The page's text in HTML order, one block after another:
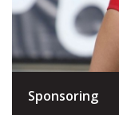
Sponsoring